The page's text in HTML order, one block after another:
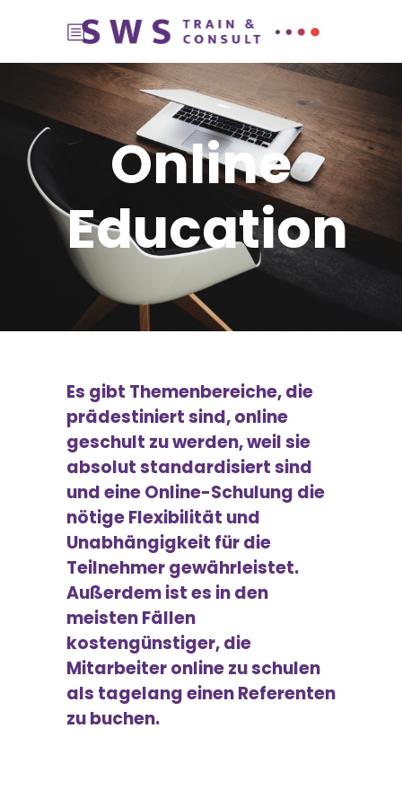
Online
Education
Es gibt Themenbereiche, die
prädestiniert sind, online
geschult zu werden, weil sie
absolut standardisiert sind
und eine Online-Schulung die
nötige Flexibilität und
Unabhängigkeit für die
Teilnehmer gewährleistet.
Außerdem ist es in den
meisten Fällen
kostengünstiger, die
Mitarbeiter online zu schulen
als tagelang einen Referenten
zu buchen.